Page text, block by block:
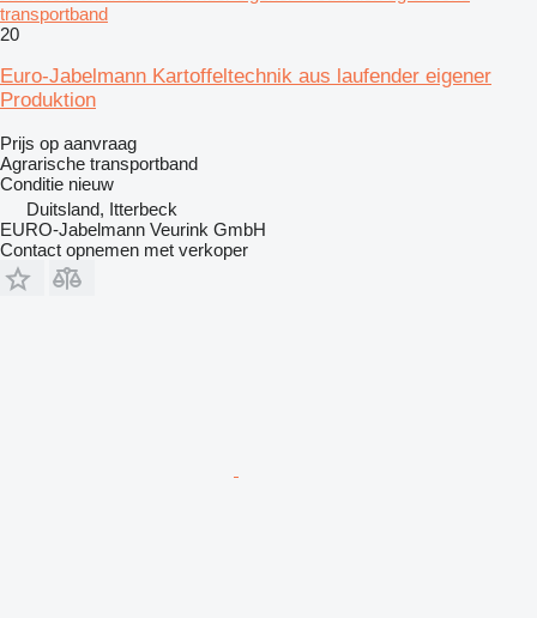
transportband
20
Euro-Jabelmann Kartoffeltechnik aus laufender eigener
Produktion
Prijs op aanvraag
Agrarische transportband
Conditie nieuw
Duitsland, Itterbeck
EURO-Jabelmann Veurink GmbH
Contact opnemen met verkoper